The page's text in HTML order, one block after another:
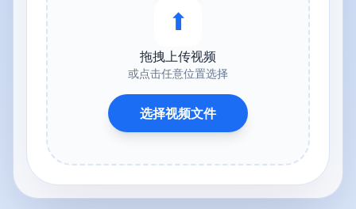
⬆︎
拖拽上传视频
或点击任意位置选择
选择视频文件